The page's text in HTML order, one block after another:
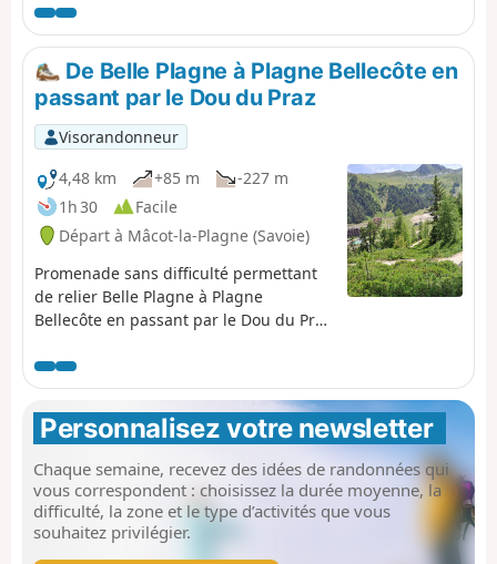
toute en descente permet d'admirer
le secteur en altitude (2710 m) et de
découvrir un paysage de montagne
varié sur un chemin très agréable
jusqu'à La Plagne Bellecôte. Convient
à toute la famille si chacun peut
parcourir cette distance, en précisant
qu'il n'y a pas de raccourci en cas de
fatigue.
De Belle Plagne à Plagne Bellecôte en
passant par le Dou du Praz
Visorandonneur
4,48 km
+85 m
-227 m
1h 30
Facile
Départ à Mâcot-la-Plagne (Savoie)
Promenade sans difficulté permettant
de relier Belle Plagne à Plagne
Bellecôte en passant par le Dou du Praz
différents villages de la Plagne ainsi
que sur la vallée et les montagnes
environnantes. Avec la remontée en
télécabine (gratuite), ce circuit se
boucle de manière facile. Ceux qui le
souhaitent pourront remonter à Belle
Plagne à pied.
Personnalisez votre newsletter
Chaque semaine, recevez des idées de randonnées qui
vous correspondent : choisissez la durée moyenne, la
difficulté, la zone et le type d’activités que vous
souhaitez privilégier.